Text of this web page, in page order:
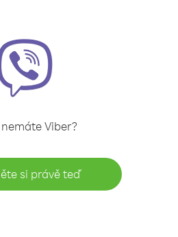
Viber?
si právě teď